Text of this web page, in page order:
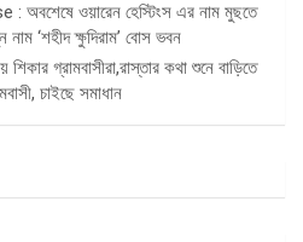
ওয়ারেন হেস্টিংস এর নাম মুছতে
নাম ‘শহীদ ক্ষুদিরাম’ বোস ভবন
গ্রামবাসীরা,রাস্তার কথা শুনে বাড়িতে
চাইছে সমাধান